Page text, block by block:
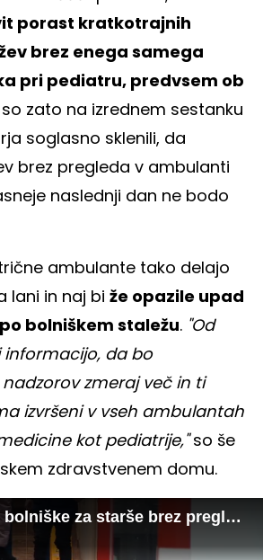
porast kratkotrajnih
brez enega samega
pri pediatru, predvsem ob
so zato na izrednem sestanku
soglasno sklenili, da
brez pregleda v ambulanti
naslednji dan ne bodo
ambulante tako delajo
lani in naj bi že opazile upad
bolniškem staležu. "Od
informacijo, da bo
zmeraj več in ti
izvršeni v vseh ambulantah
kot pediatrije,"so še
zdravstvenem domu.
Iz 24UR: Nič več bolniške za starše brez pregleda otroka